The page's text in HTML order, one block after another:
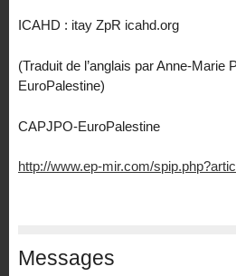
ICAHD : itay ZpR icahd.org
(Traduit de l’anglais par Anne-
EuroPalestine)
CAPJPO-EuroPalestine
http://www.ep-mir.com/
Messages